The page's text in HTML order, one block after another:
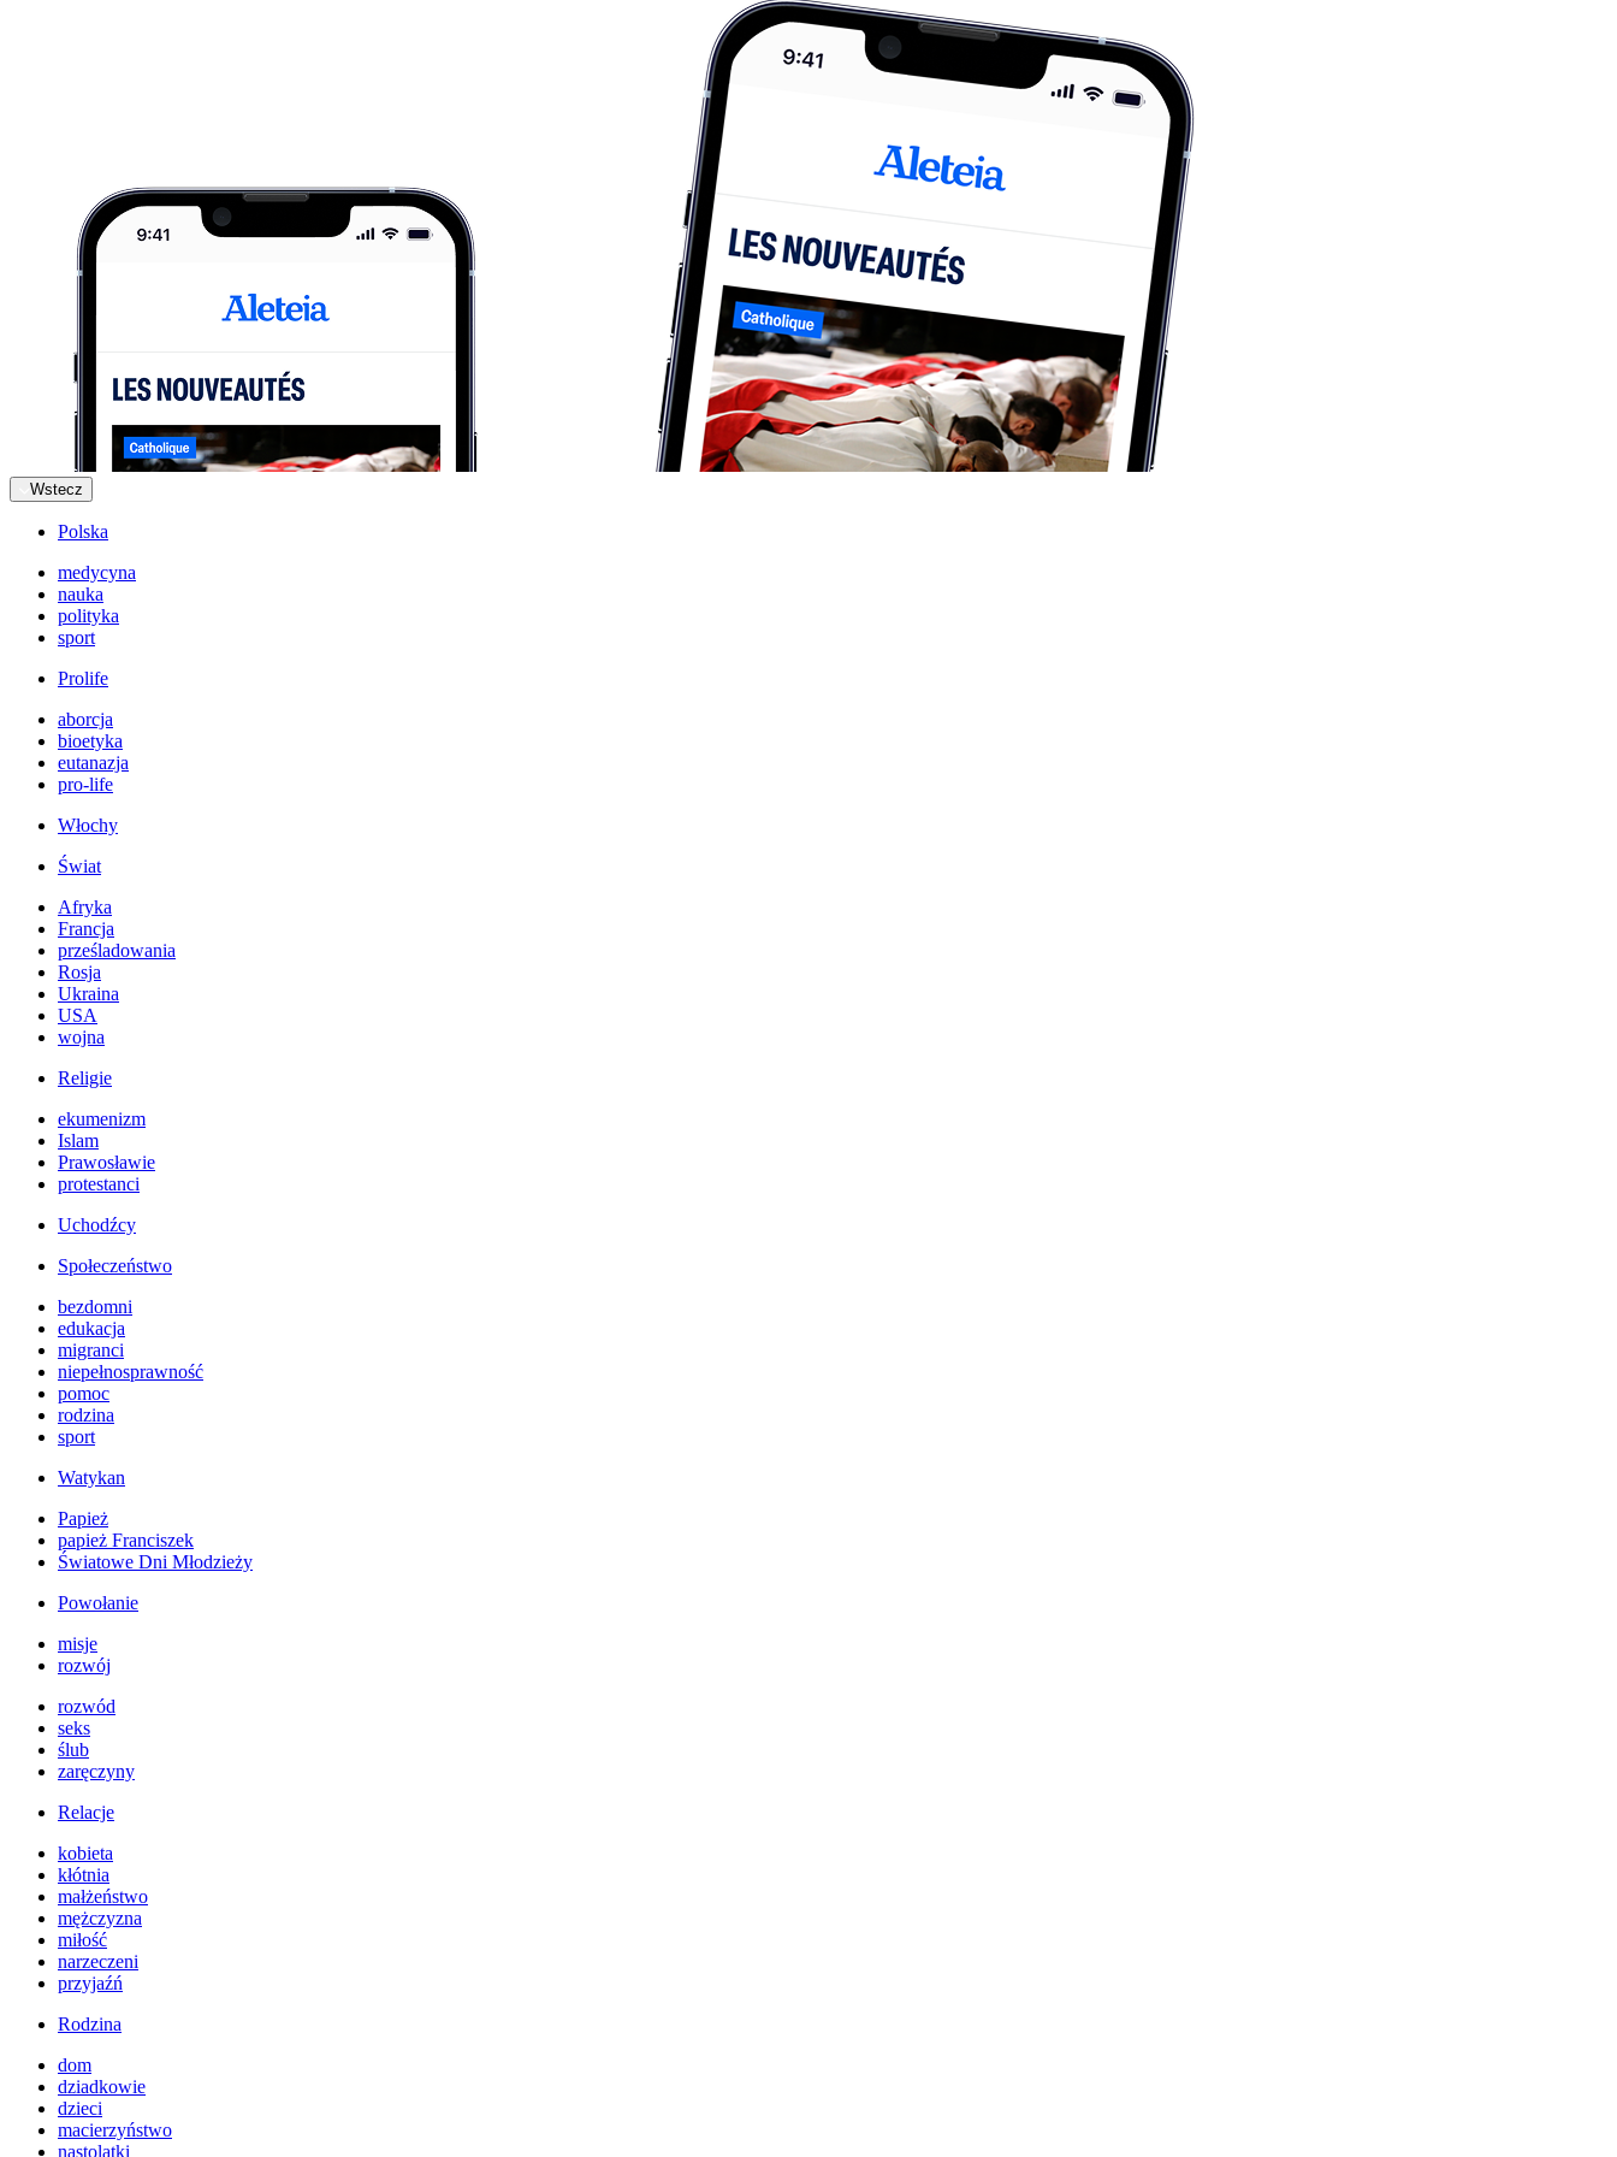
Wstecz
Polska
medycyna
nauka
polityka
sport
Prolife
aborcja
bioetyka
eutanazja
pro-life
Włochy
Świat
Afryka
Francja
prześladowania
Rosja
Ukraina
USA
wojna
Religie
ekumenizm
Islam
Prawosławie
protestanci
Uchodźcy
Społeczeństwo
bezdomni
edukacja
migranci
niepełnosprawność
pomoc
rodzina
sport
Watykan
Papież
papież Franciszek
Światowe Dni Młodzieży
Powołanie
misje
rozwój
rozwód
seks
ślub
zaręczyny
Relacje
kobieta
kłótnia
małżeństwo
mężczyzna
miłość
narzeczeni
przyjaźń
Rodzina
dom
dziadkowie
dzieci
macierzyństwo
nastolatki